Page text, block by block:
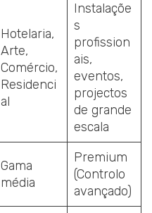
Hotelaria,
Arte,
Comércio,
Residenci
al
Instalaçõe
s
profission
ais,
eventos,
projectos
de grande
escala
Gama
média
Premium
(Controlo
avançado)